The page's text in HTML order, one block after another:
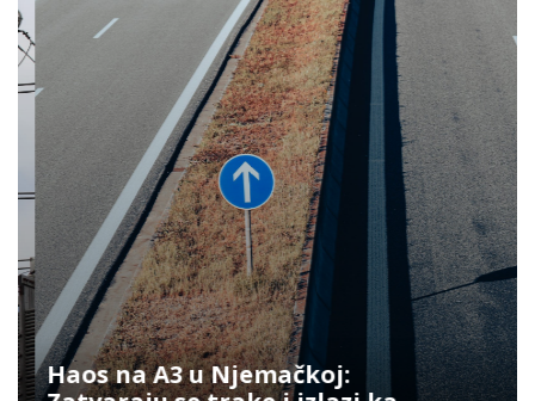
Haos na A3 u Njemačkoj: